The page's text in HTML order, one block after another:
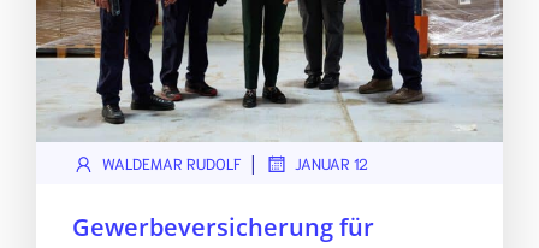
WALDEMAR RUDOLF | JANUAR 12
Gewerbeversicherung für